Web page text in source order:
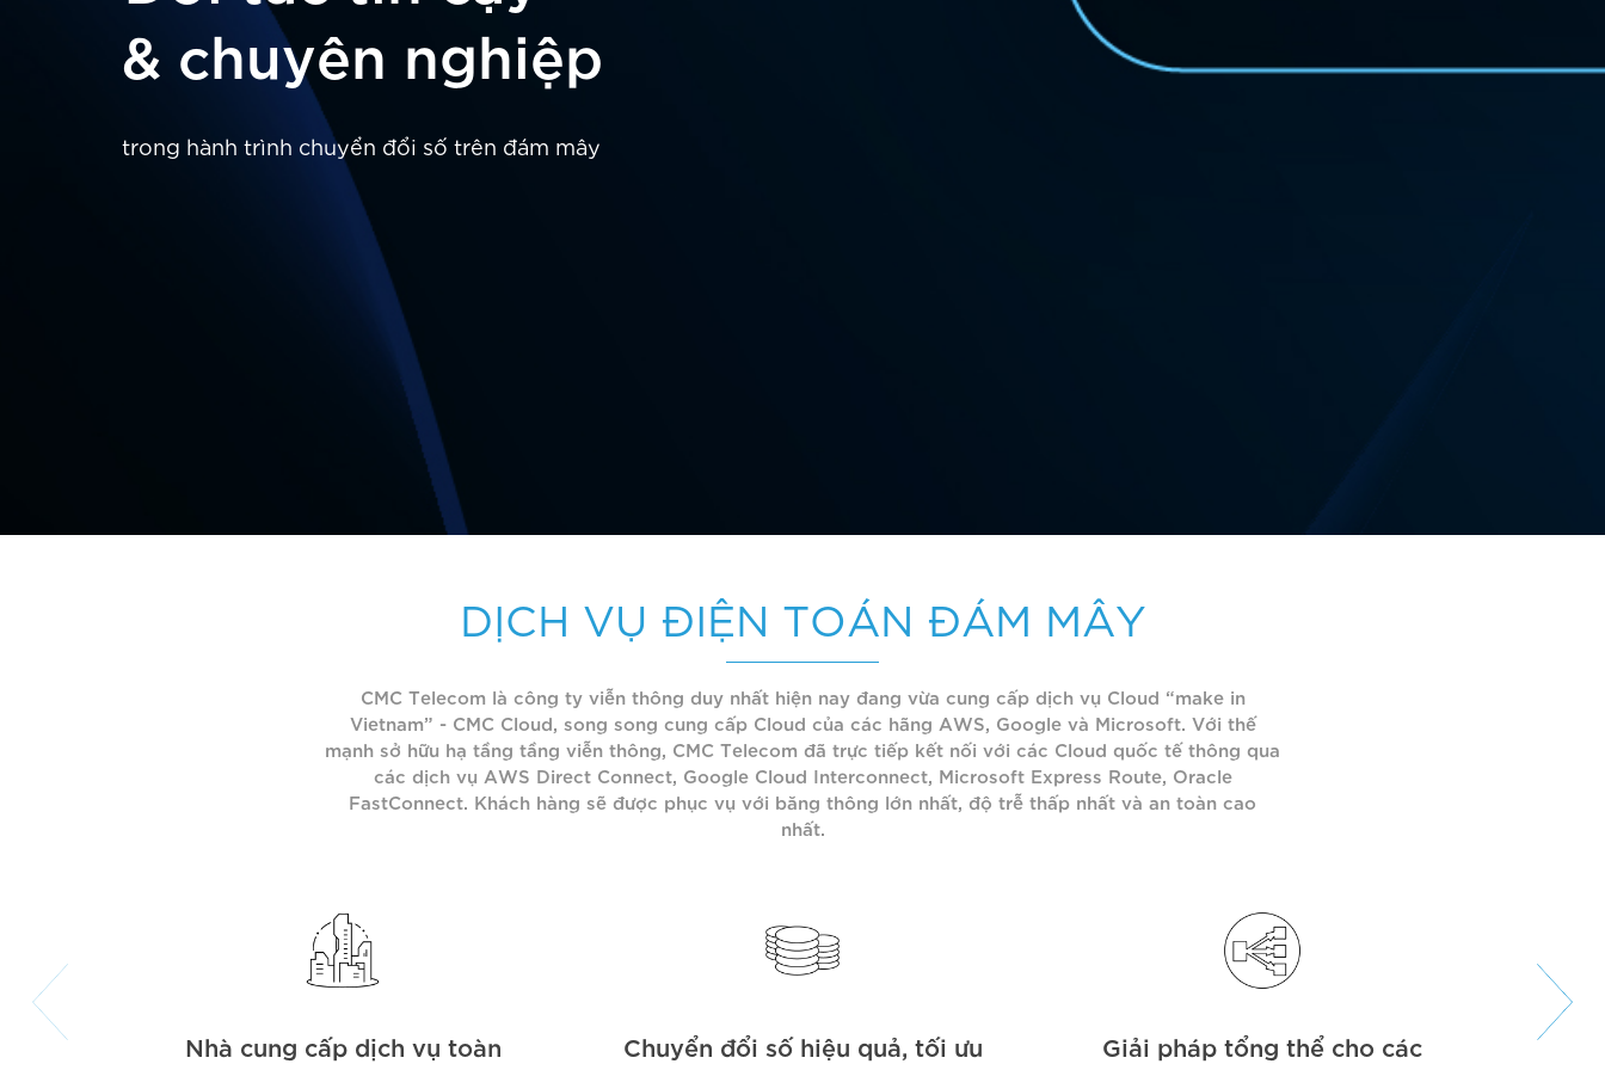
& chuyên nghiệp
trong hành trình chuyển đổi số trên đám mây
DỊCH VỤ ĐIỆN TOÁN ĐÁM MÂY
CMC Telecom là công ty viễn thông duy nhất hiện nay đang vừa cung cấp dịch vụ Cloud “make in
Vietnam” - CMC Cloud, song song cung cấp Cloud của các hãng AWS, Google và Microsoft. Với thế
mạnh sở hữu hạ tầng tầng viễn thông, CMC Telecom đã trực tiếp kết nối với các Cloud quốc tế thông qua
các dịch vụ AWS Direct Connect, Google Cloud Interconnect, Microsoft Express Route, Oracle
FastConnect. Khách hàng sẽ được phục vụ với băng thông lớn nhất, độ trễ thấp nhất và an toàn cao
nhất.
Nhà cung cấp dịch vụ toàn Chuyển đổi số hiệu quả, tối ưu Giải pháp tổng thể cho các